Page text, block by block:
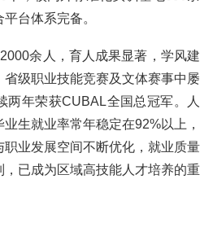
台体系完备。
余人，育人成果显著，学风建
级职业技能竞赛及文体赛事中屡
两年荣获CUBAL全国总冠军。人
生就业率常年稳定在92%以上，
业发展空间不断优化，就业质量
已成为区域高技能人才培养的重